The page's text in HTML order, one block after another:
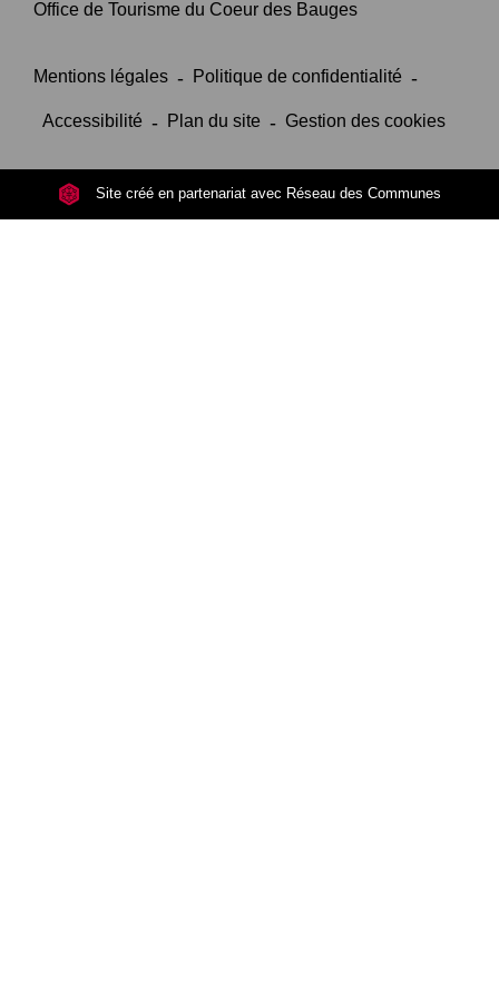
Office de Tourisme du Coeur des Bauges
Mentions légales - Politique de confidentialité -
Accessibilité - Plan du site - Gestion des cookies
Site créé en partenariat avec Réseau des Communes